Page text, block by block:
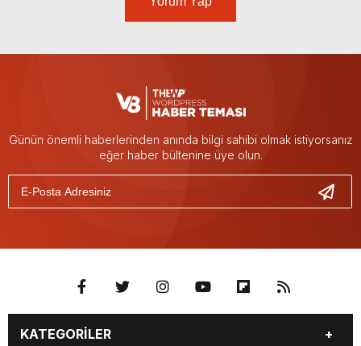
Günün önemli haberlerinden anında bilgi sahibi olmak istiyorsanız
eğer haber bültenine üye olun.
KATEGORİLER